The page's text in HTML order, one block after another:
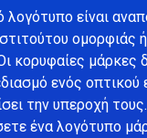
λογότυπο είναι
ομορφιάς
κορυφαίες μάρκες
ενός οπτικού
την υπεροχή
ένα λογότυπο